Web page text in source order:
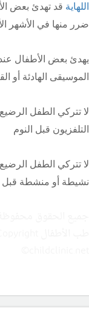
اللهاية قد تهدئ بعض
ضرر منها في الأشهر
يهدئ بعض الأطفال
الموسيقى الهادئة أو
لا تتركي الطفل
التلفزيون قبل النوم
لا تتركي الطفل
نشيطة أو منشطة قبل